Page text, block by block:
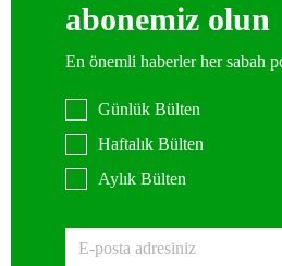
abonemiz olun
En önemli haberler her sabah
Günlük Bülten
Haftalık Bülten
Aylık Bülten